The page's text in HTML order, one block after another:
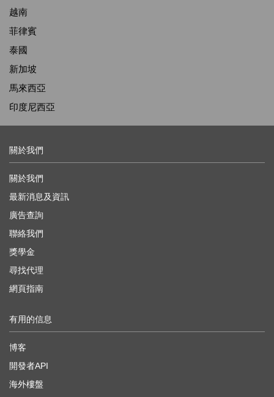
越南
菲律賓
泰國
新加坡
馬來西亞
印度尼西亞
關於我們
關於我們
最新消息及資訊
廣告查詢
聯絡我們
獎學金
尋找代理
網頁指南
有用的信息
博客
開發者API
海外樓盤